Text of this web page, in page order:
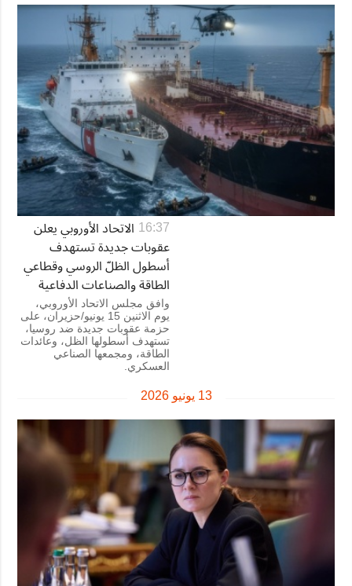
16:37 الاتحاد الأوروبي يعلن
عقوبات جديدة تستهدف
أسطول الظلّ الروسي وقطاعي
الطاقة والصناعات الدفاعية
وافق مجلس الاتحاد الأوروبي،
يوم الاثنين 15 يونيو/حزيران، على
حزمة عقوبات جديدة ضد روسيا،
تستهدف أسطولها الظل، وعائدات
الطاقة، ومجمعها الصناعي
العسكري.
13 يونيو 2026